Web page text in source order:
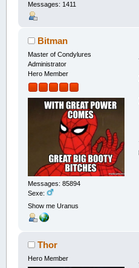
Messages: 1411
Bitman
Master of Condylures
Administrator
Hero Member
Messages: 85894
Sexe:
Show me Uranus
Thor
Hero Member